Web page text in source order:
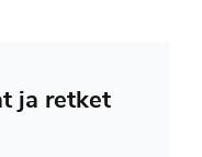
ja retket